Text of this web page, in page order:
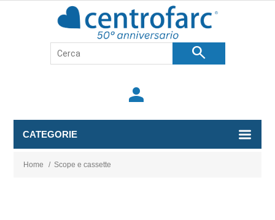
search
person
CATEGORIE
Home / Scope e cassette